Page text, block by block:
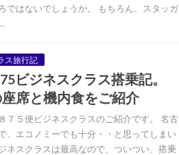
ではないでしょうか。 もちろん、スタッガ
ス旅行記
ビジネスクラス搭乗記。
席と機内食をご紹介
７５便ビジネスクラスのご紹介です。 名古
、エコノミーでも十分・・と思ってしまい
ネスクラスは最高なので、ついつい、搭乗